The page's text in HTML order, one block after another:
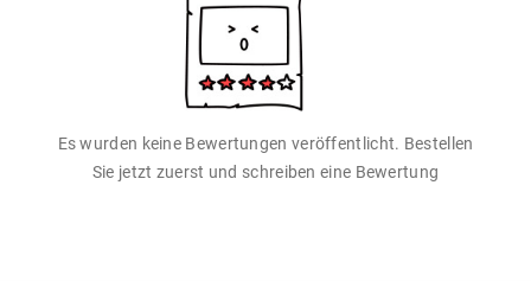
Es wurden keine Bewertungen veröffentlicht. Bestellen
Sie jetzt zuerst und schreiben eine Bewertung